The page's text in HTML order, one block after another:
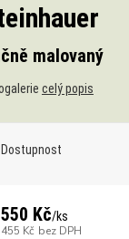
malovaný
celý popis
Dostupnost
550 Kč/ks
455 Kč bez DPH